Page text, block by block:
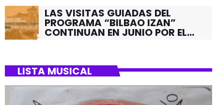
LAS VISITAS GUIADAS DEL
PROGRAMA “BILBAO IZAN”
CONTINUAN EN JUNIO POR EL
LISTA MUSICAL